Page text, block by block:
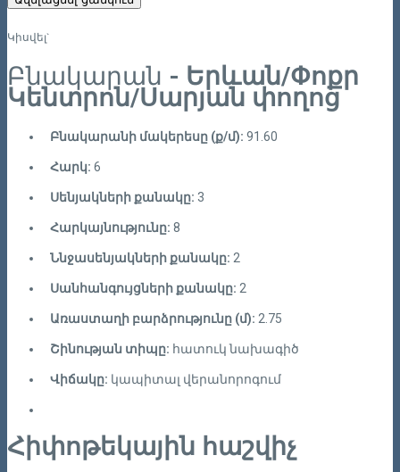
Կիսվել`
Բնակարան - Երևան/Փոքր
Կենտրոն/Սարյան փողոց
Բնակարանի մակերեսը (ք/մ): 91.60
Հարկ: 6
Սենյակների քանակը: 3
Հարկայնությունը: 8
Ննջասենյակների քանակը: 2
Սանհանգույցների քանակը: 2
Առաստաղի բարձրությունը (մ): 2.75
Շինության տիպը: հատուկ նախագիծ
Վիճակը: կապիտալ վերանորոգում
Հիփոթեկային հաշվիչ